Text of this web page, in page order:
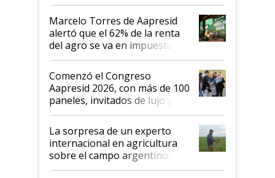
más motivados"
Marcelo Torres de Aapresid
alertó que el 62% de la renta
del agro se va en impuestos:
"No es bueno que en
Argentina se sigan discutiendo
las mismas cosas de hace 50
años"
Comenzó el Congreso
Aapresid 2026, con más de 100
paneles, invitados de lujo y
todas las tendencias
La sorpresa de un experto
internacional en agricultura
sobre el campo argentino:
"Estoy muy impresionado"